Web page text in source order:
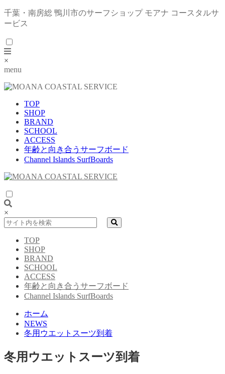
千葉・南房総 鴨川市のサーフショップ モアナ コースタルサ
ービス
×
menu
TOP
SHOP
BRAND
SCHOOL
ACCESS
年齢と向き合うサーフボード
Channel Islands SurfBoards
×
TOP
SHOP
BRAND
SCHOOL
ACCESS
年齢と向き合うサーフボード
Channel Islands SurfBoards
ホーム
NEWS
冬用ウエットスーツ到着
冬用ウエットスーツ到着